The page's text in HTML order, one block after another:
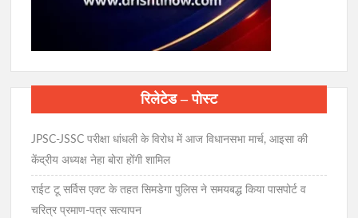
रिलेटेड – पोस्ट
JPSC-JSSC परीक्षा धांधली के विरोध में आज विधानसभा मार्च, आइसा की
केंद्रीय अध्यक्ष नेहा बोरा होंगी शामिल
राईट टू सर्विस एक्ट के तहत सिमडेगा पुलिस ने समयबद्ध किया पासपोर्ट व
चरित्र प्रमाण-पत्र सत्यापन